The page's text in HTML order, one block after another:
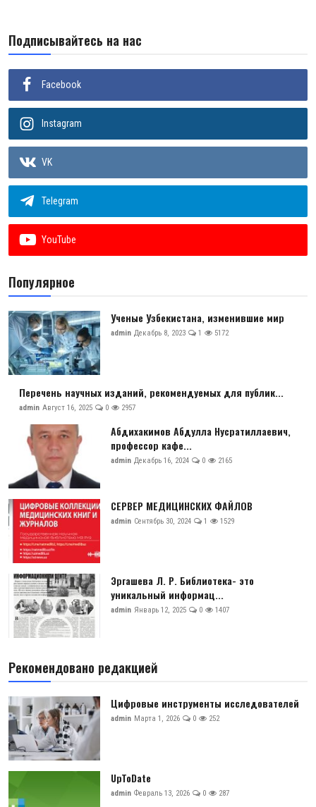
Подписывайтесь на нас
Facebook
Instagram
VK
Telegram
YouTube
Популярное
Ученые Узбекистана, изменившие мир
admin Декабрь 8, 2023 1 5172
Перечень научных изданий, рекомендуемых для публик...
admin Август 16, 2025 0 2957
Абдихакимов Абдулла Нусратиллаевич,
профессор кафе...
admin Декабрь 16, 2024 0 2165
СЕРВЕР МЕДИЦИНСКИХ ФАЙЛОВ
admin Сентябрь 30, 2024 1 1529
Эргашева Л. Р. Библиотека- это
уникальный информац...
admin Январь 12, 2025 0 1407
Рекомендовано редакцией
Цифровые инструменты исследователей
admin Марта 1, 2026 0 252
UpToDate
admin Февраль 13, 2026 0 287